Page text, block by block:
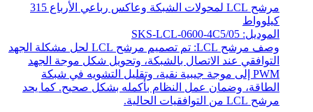
مرشح LCL لمحولات الشبكة وعاكس رباعي الأرباع 315
كيلوواط
الموديل: SKS-LCL-0600-4C5/05
وصف مرشح LCL: تم تصميم مرشح LCL لحل مشكلة الجهد
التوافقي عند الاتصال بالشبكة، وتحويل شكل موجة الجهد
PWM إلى موجة جيبية نقية، وتقليل التشويه في شبكة
الطاقة، وضمان عمل النظام بأكمله بشكل صحيح. كما يحد
مرشح LCL من التوافقيات الحالية.